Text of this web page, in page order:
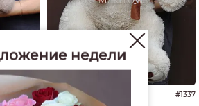
#1653 4.9 #1337
недели